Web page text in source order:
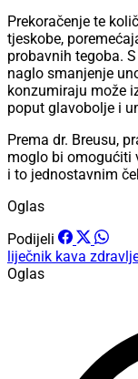
Prekoračenje te
tjeskobe,
probavnih tegoba.
naglo smanjenje
konzumiraju može
poput glavobolje i
Prema dr. Breusu,
moglo bi omogućiti
i to jednostavnim
Oglas
Podijeli
liječnik kava
Oglas